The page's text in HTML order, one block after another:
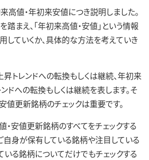
高値・年初来安値につき説明しました。
まえ、「年初来高値・安値」という情報
していくか、具体的な方法を考えていき
トレンドへの転換もしくは継続、年初来
ドへの転換もしくは継続を表します。そ
値更新銘柄のチェックは重要です。
・安値更新銘柄のすべてをチェックする
自身が保有している銘柄や注目している
いる銘柄についてだけでもチェックする